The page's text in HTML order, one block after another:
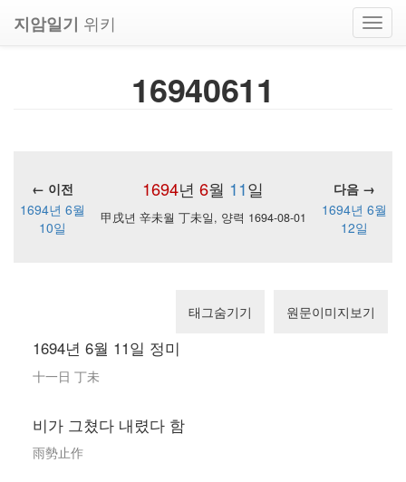
지암일기 위키
16940611
1694년 6월 11일
← 이전
다음 →
1694년 6월
10일
甲戌년 辛未월 丁未일, 양력 1694-08-01
1694년 6월
12일
태그숨기기 원문이미지보기
1694년 6월 11일 정미
十一日 丁未
비가 그쳤다 내렸다 함
雨勢止作